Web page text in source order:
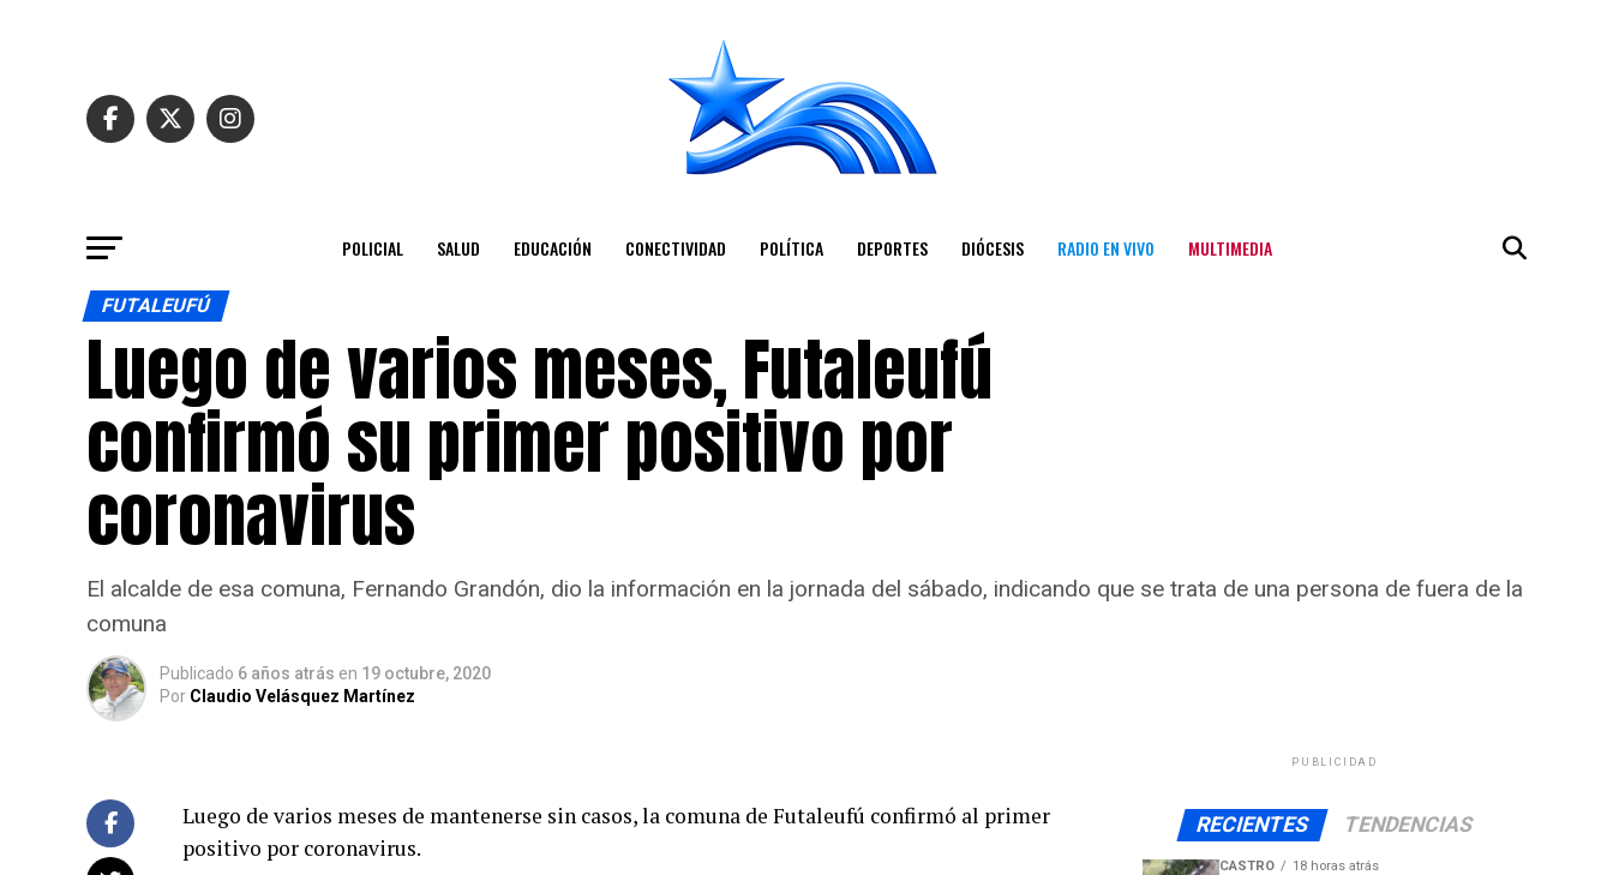
POLICIAL SALUD EDUCACIÓN CONECTIVIDAD POLÍTICA DEPORTES DIÓCESIS RADIO EN VIVO MULTIMEDIA
FUTALEUFÚ
Luego de varios meses, Futaleufú
confirmó su primer positivo por
coronavirus
El alcalde de esa comuna, Fernando Grandón, dio la información en la jornada del sábado, indicando que se trata de una persona de fuera de la
comuna
Publicado 6 años atrás en 19 octubre, 2020
Por Claudio Velásquez Martínez
Luego de varios meses de mantenerse sin casos, la comuna de Futaleufú confirmó al primer
positivo por coronavirus.
PUBLICIDAD
RECIENTES TENDENCIAS
CASTRO 18 horas atrás